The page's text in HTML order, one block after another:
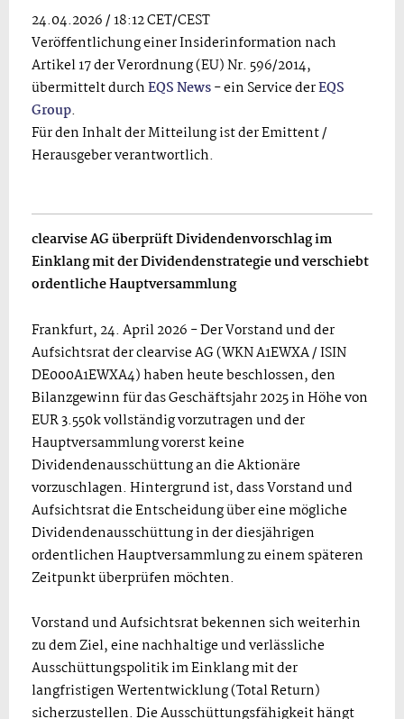
24.04.2026 / 18:12 CET/CEST
Veröffentlichung einer Insiderinformation nach
Artikel 17 der Verordnung (EU) Nr. 596/2014,
übermittelt durchEQS News- ein Service derEQS
Group.
Für den Inhalt der Mitteilung ist der Emittent /
Herausgeber verantwortlich.
clearvise AG überprüft Dividendenvorschlag im
Einklang mit der Dividendenstrategie und verschiebt
ordentliche Hauptversammlung
Frankfurt, 24. April 2026 - Der Vorstand und der
Aufsichtsrat der clearvise AG (WKN A1EWXA / ISIN
DE000A1EWXA4) haben heute beschlossen, den
Bilanzgewinn für das Geschäftsjahr 2025 in Höhe von
EUR 3.550k vollständig vorzutragen und der
Hauptversammlung vorerst keine
Dividendenausschüttung an die Aktionäre
vorzuschlagen. Hintergrund ist, dass Vorstand und
Aufsichtsrat die Entscheidung über eine mögliche
Dividendenausschüttung in der diesjährigen
ordentlichen Hauptversammlung zu einem späteren
Zeitpunkt überprüfen möchten.
Vorstand und Aufsichtsrat bekennen sich weiterhin
zu dem Ziel, eine nachhaltige und verlässliche
Ausschüttungspolitik im Einklang mit der
langfristigen Wertentwicklung (Total Return)
sicherzustellen. Die Ausschüttungsfähigkeit hängt